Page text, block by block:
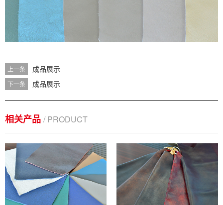
上一条 成品展示
下一条 成品展示
相关产品 / PRODUCT